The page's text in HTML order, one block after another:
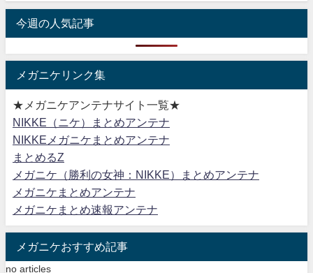
今週の人気記事
メガニケリンク集
★メガニケアンテナサイト一覧★
NIKKE（ニケ）まとめアンテナ
NIKKEメガニケまとめアンテナ
まとめるZ
メガニケ（勝利の女神：NIKKE）まとめアンテナ
メガニケまとめアンテナ
メガニケまとめ速報アンテナ
メガニケおすすめ記事
no articles